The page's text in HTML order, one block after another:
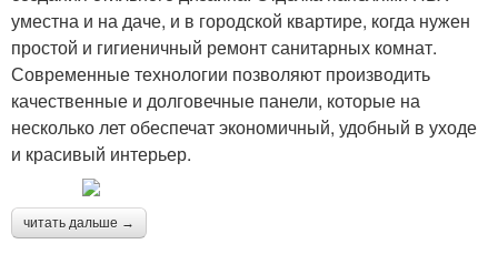
уместна и на даче, и в городской квартире, когда нужен
простой и гигиеничный ремонт санитарных комнат.
Современные технологии позволяют производить
качественные и долговечные панели, которые на
несколько лет обеспечат экономичный, удобный в уходе
и красивый интерьер.
читать дальше →